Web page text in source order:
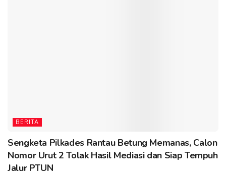
BERITA
Sengketa Pilkades Rantau Betung Memanas, Calon
Nomor Urut 2 Tolak Hasil Mediasi dan Siap Tempuh
Jalur PTUN